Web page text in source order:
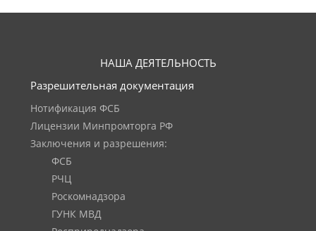
НАША ДЕЯТЕЛЬНОСТЬ
Разрешительная документация
Нотификация ФСБ
Лицензии Минпромторга РФ
Заключения и разрешения:
ФСБ
РЧЦ
Роскомнадзора
ГУНК МВД